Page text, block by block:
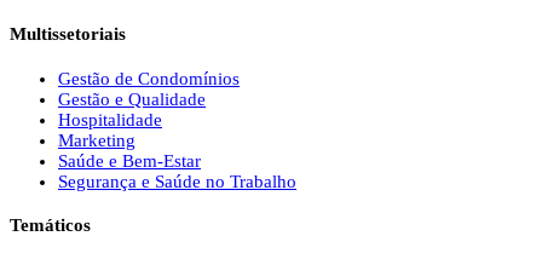
Multissetoriais
Gestão de Condomínios
Gestão e Qualidade
Hospitalidade
Marketing
Saúde e Bem-Estar
Segurança e Saúde no Trabalho
Temáticos